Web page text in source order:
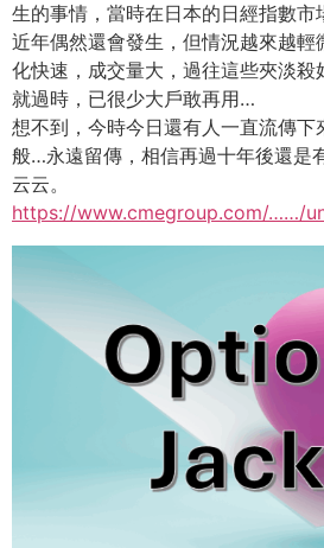
生的事情，當時在日本的日經指數市
近年偶然還會發生，但情況越來越輕
化快速，成交量大，過往這些夾淡殺
就過時，已很少大戶敢再用…
想不到，今時今日還有人一直流傳下
般…永遠留傳，相信再過十年後還是
云云。
https://www.cmegroup.com/……/